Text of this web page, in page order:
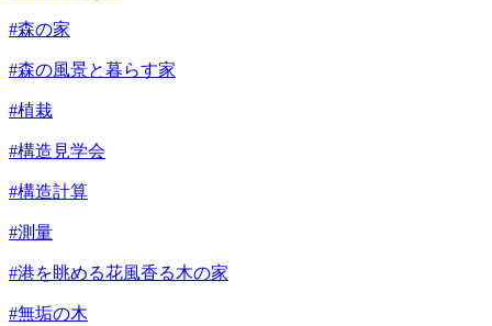
#森の家
#森の風景と暮らす家
#植栽
#構造見学会
#構造計算
#測量
#港を眺める花風香る木の家
#無垢の木